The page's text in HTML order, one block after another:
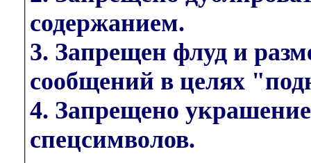
содержанием.
3. Запрещен флуд и
сообщений в целях
4. Запрещено
спецсимволов.